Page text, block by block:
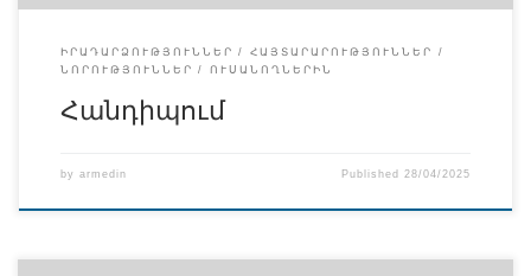
ԻՐԱԴԱՐՁՈՒԹՅՈՒՆՆԵՐ
ՀԱՅՏԱՐԱՐՈՒԹՅՈՒՆՆԵՐ
ՆՈՐՈՒԹՅՈՒՆՆԵՐ
ՈՒՍԱՆՈՂՆԵՐԻՆ
Հանդիպում
by armedin Published28/04/2025